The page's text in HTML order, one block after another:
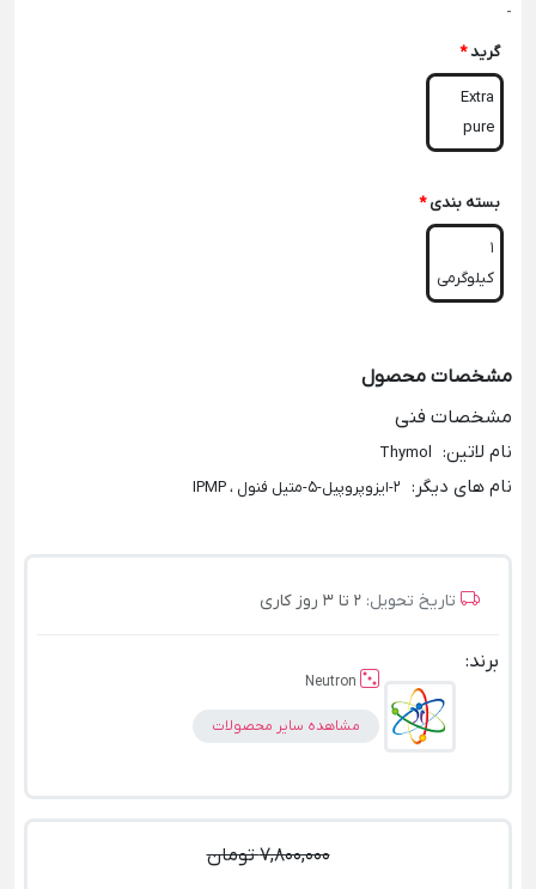
-
گرید*
Extra
pure
بسته بندی *
1
کیلوگرمی
مشخصات محصول
مشخصات فنی
نام لاتین:
Thymol
نام های دیگر : 2-ایزوپروپیل-5-متیل فنول ، IPMP
تاریخ تحویل: 2 تا 3 روز کاری
برند:
Neutron
مشاهده سایر محصولات
7,800,000 تومان